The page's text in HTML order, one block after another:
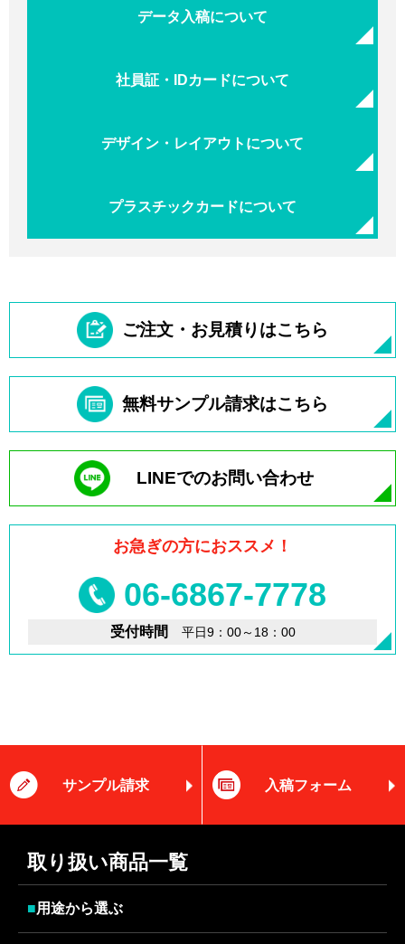
データ入稿について
社員証・IDカードについて
デザイン・レイアウトについて
プラスチックカードについて
ご注文・お見積りはこちら
無料サンプル請求はこちら
LINEでのお問い合わせ
お急ぎの方におススメ！
06-6867-7778
受付時間 平日9：00～18：00
サンプル請求 入稿フォーム
取り扱い商品一覧
■用途から選ぶ